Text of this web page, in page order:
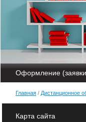
Оформление
Главная / Дистанционное
Карта сайта